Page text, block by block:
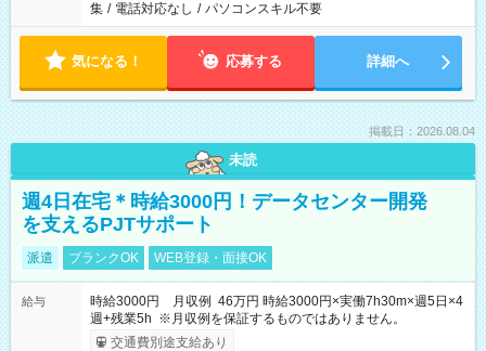
集 / 電話対応なし / パソコンスキル不要
気になる！ 応募する 詳細へ
掲載日：2026.08.04
未読
週4日在宅＊時給3000円！データセンター開発
を支えるPJTサポート
派遣 ブランクOK WEB登録・面接OK
給与
時給3000円 月収例 46万円 時給3000円×実働7h30m×週5日×4
週+残業5h ※月収例を保証するものではありません。
交通費別途支給あり